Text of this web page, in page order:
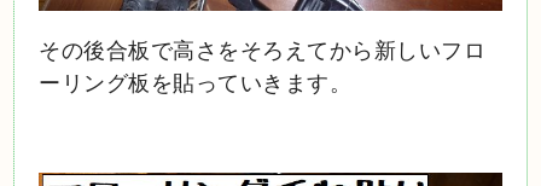
その後合板で高さをそろえてから新しいフロ
ーリング板を貼っていきます。